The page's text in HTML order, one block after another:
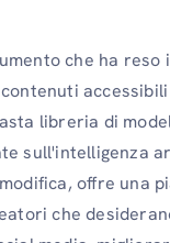
che ha
libreria di
sull'intelligenza
offre una
che